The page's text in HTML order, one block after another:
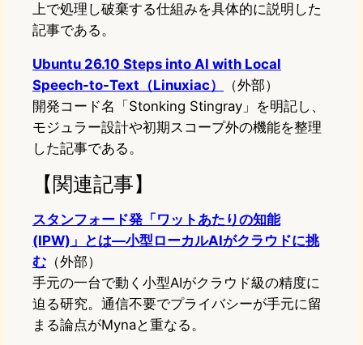
上で処理し破棄する仕組みを具体的に説明した
記事である。
Ubuntu 26.10 Steps into AI with Local
Speech-to-Text（Linuxiac）
（外部）
開発コード名「Stonking Stingray」を明記し、
モジュラー設計や初期スコープ外の機能を整理
した記事である。
【関連記事】
スタンフォード発「ワットあたりの知能
(IPW)」とは―小型ローカルAIがクラウドに挑
む （外部）
手元の一台で動く小型AIがクラウド級の精度に
迫る研究。通信不要でプライバシーが手元に留
まる論点がMynaと重なる。